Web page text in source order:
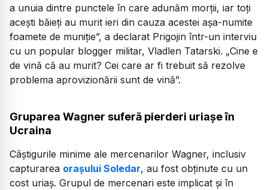
a unuia dintre punctele în care adunăm morții, iar toți
acești băieți au murit ieri din cauza acestei așa-numite
foamete de muniție”, a declarat Prigojin într-un interviu
cu un popular blogger militar, Vladlen Tatarski. „Cine e
de vină că au murit? Cei care ar fi trebuit să rezolve
problema aprovizionării sunt de vină”.
Gruparea Wagner suferă pierderi uriașe în
Ucraina
Câștigurile minime ale mercenarilor Wagner, inclusiv
capturarea orașului Soledar, au fost obținute cu un
cost uriaș. Grupul de mercenari este implicat și în